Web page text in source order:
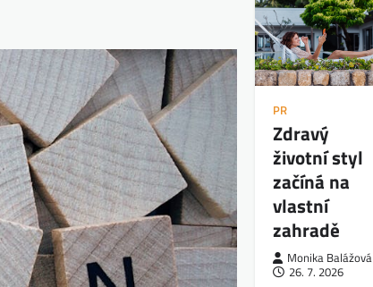
PR
Zdravý
životní styl
začíná na
vlastní
zahradě
Monika Balážová
26. 7. 2026